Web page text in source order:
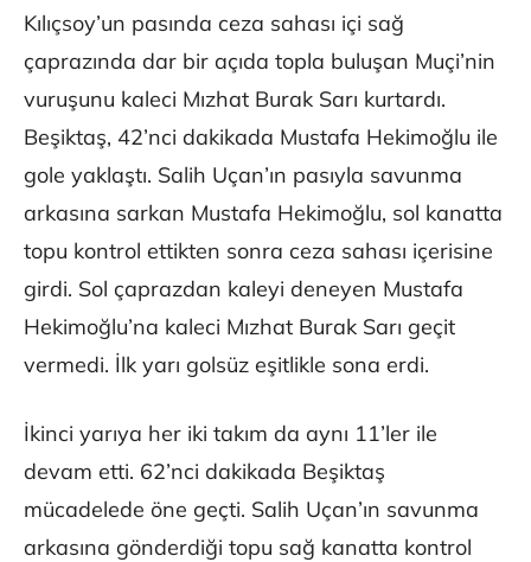
Kılıçsoy’un pasında ceza sahası içi sağ
çaprazında dar bir açıda topla buluşan Muçi’nin
vuruşunu kaleci Mızhat Burak Sarı kurtardı.
Beşiktaş, 42’nci dakikada Mustafa Hekimoğlu ile
gole yaklaştı. Salih Uçan’ın pasıyla savunma
arkasına sarkan Mustafa Hekimoğlu, sol kanatta
topu kontrol ettikten sonra ceza sahası içerisine
girdi. Sol çaprazdan kaleyi deneyen Mustafa
Hekimoğlu’na kaleci Mızhat Burak Sarı geçit
vermedi. İlk yarı golsüz eşitlikle sona erdi.
İkinci yarıya her iki takım da aynı 11’ler ile
devam etti. 62’nci dakikada Beşiktaş
mücadelede öne geçti. Salih Uçan’ın savunma
arkasına gönderdiği topu sağ kanatta kontrol